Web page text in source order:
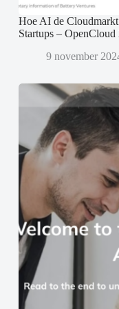
Hoe AI de
Startups –
9 november